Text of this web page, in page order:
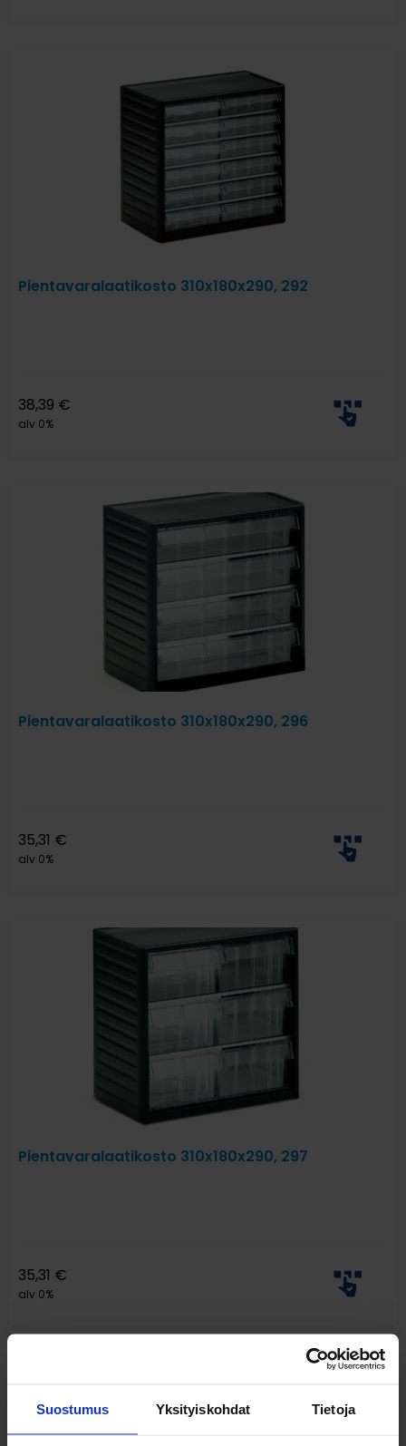
Suostumus Yksityiskohdat Tietoja
Pientavaralaatikosto 310x180x290, 292
38,39 €
alv 0%
Pientavaralaatikosto 310x180x290, 296
35,31 €
alv 0%
Pientavaralaatikosto 310x180x290, 297
35,31 €
alv 0%